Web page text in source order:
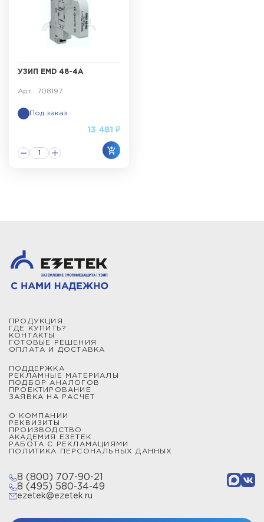
УЗИП EMD 48-4A
Арт.: 708197
Под заказ
13 481 ₽
ПРОДУКЦИЯ
ГДЕ КУПИТЬ?
КОНТАКТЫ
ГОТОВЫЕ РЕШЕНИЯ
ОПЛАТА И ДОСТАВКА
ПОДДЕРЖКА
РЕКЛАМНЫЕ МАТЕРИАЛЫ
ПОДБОР АНАЛОГОВ
ПРОЕКТИРОВАНИЕ
ЗАЯВКА НА РАСЧЕТ
О КОМПАНИИ
РЕКВИЗИТЫ
ПРОИЗВОДСТВО
АКАДЕМИЯ ЕЗЕТЕК
РАБОТА С РЕКЛАМАЦИЯМИ
ПОЛИТИКА ПЕРСОНАЛЬНЫХ ДАННЫХ
8 (800) 707-90-21
8 (495) 580-34-49
ezetek@ezetek.ru